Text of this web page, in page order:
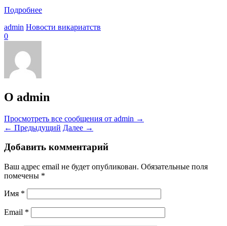
Подробнее
admin Новости викариатств
0
О admin
Просмотреть все сообщения от admin →
← Предыдущий Далее →
Добавить комментарий
Ваш адрес email не будет опубликован. Обязательные поля
помечены *
Имя *
Email *